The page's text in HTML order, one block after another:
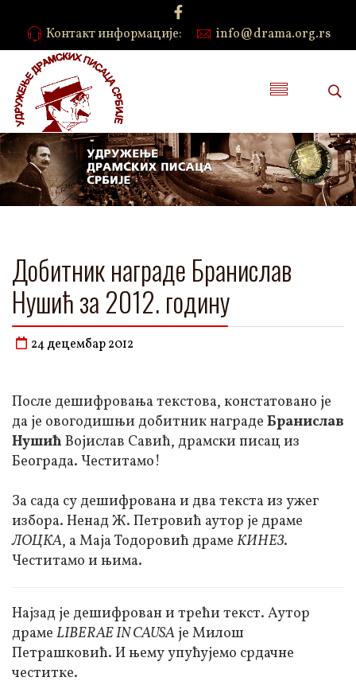
Контакт информације: info@drama.org.rs
Добитник награде Бранислав
Нушић за 2012. годину
24 децембар 2012
После дешифровања текстова, констатовано је
да је овогодишњи добитник награде Бранислав
Нушић Војислав Савић, драмски писац из
Београда. Честитамо!
За сада су дешифрована и два текста из ужег
избора. Ненад Ж. Петровић аутор је драме
ЛОЦКА, а Маја Тодоровић драме КИНЕЗ.
Честитамо и њима.
Најзад је дешифрован и трећи текст. Аутор
драме LIBERAE IN CAUSA је Милош
Петрашковић. И њему упућујемо срдачне
честитке.